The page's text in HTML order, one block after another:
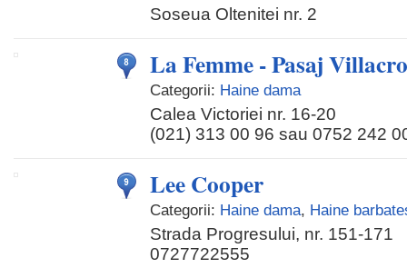
Soseua Oltenitei nr. 2
La Femme - Pasaj
Categorii: Haine dama
Calea Victoriei nr. 16-20
(021) 313 00 96 sau 0752 242
Lee Cooper
Categorii: Haine dama, Haine
Strada Progresului, nr. 151-171
0727722555